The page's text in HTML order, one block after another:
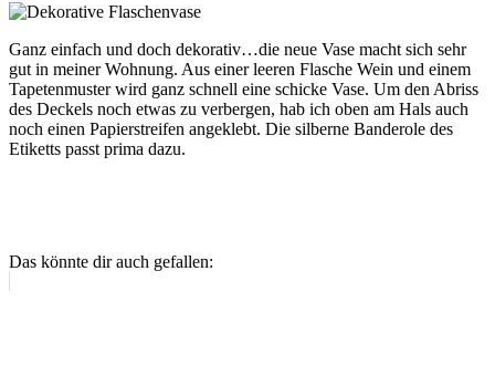
Ganz einfach und doch dekorativ…die neue Vase macht sich sehr
gut in meiner Wohnung. Aus einer leeren Flasche Wein und einem
Tapetenmuster wird ganz schnell eine schicke Vase. Um den Abriss
des Deckels noch etwas zu verbergen, hab ich oben am Hals auch
noch einen Papierstreifen angeklebt. Die silberne Banderole des
Etiketts passt prima dazu.
Das könnte dir auch gefallen: